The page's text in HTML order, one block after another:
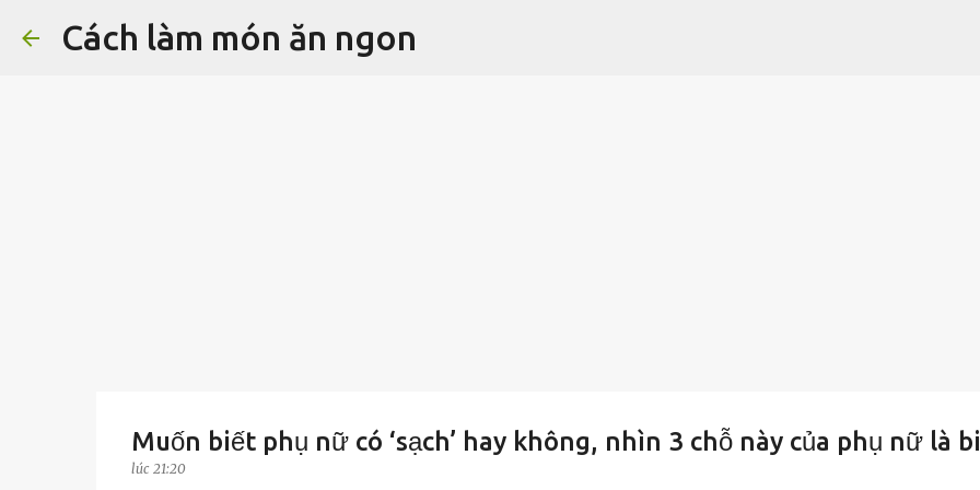
Cách làm món ăn ngon
Muốn biết phụ nữ có ‘sạch’ hay không, nhìn 3 chỗ này của phụ nữ là
lúc 21:20